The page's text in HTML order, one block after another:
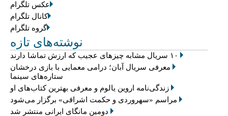
عکس تلگرام
کانال تلگرام
گروه تلگرام
نوشته‌های تازه
۱۰ سریال مشابه چیزهای عجیب که ارزش تماشا دارند
معرفی سریال آبان؛ درامی معمایی با بازی درخشان
ستاره‌های سینما
زندگی‌نامه اروین یالوم و معرفی بهترین کتاب‌های او
مراسم «سهروردی و حکمت اشراقی» برگزار می‌شود
دومین مانگای ایرانی منتشر شد